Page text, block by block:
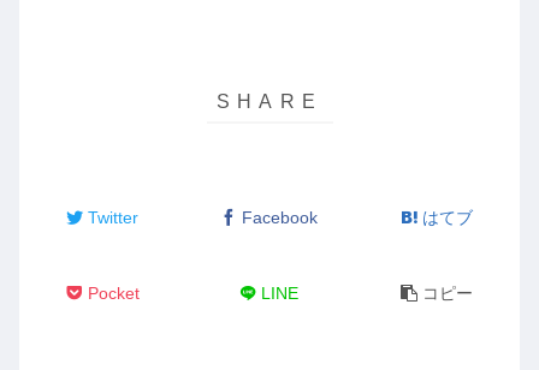
Twitter Facebook はてブ
Pocket LINE コピー